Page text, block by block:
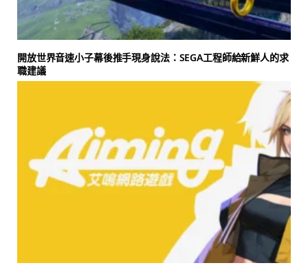
開放世界音速小子幕後推手現身說法：SEGA工程師給新鮮人的求
職建議